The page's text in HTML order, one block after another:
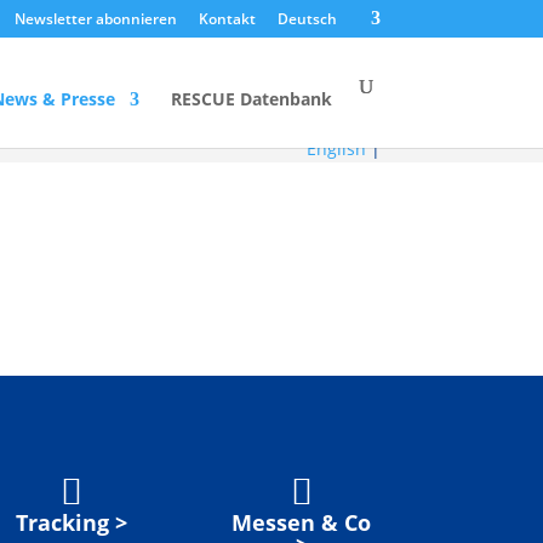
Newsletter abonnieren Kontakt Deutsch
& Presse RESCUE Datenbank
English|

Tracking >

Messen & Co